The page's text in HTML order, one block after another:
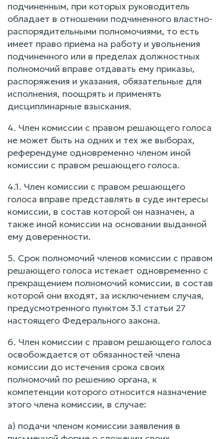
подчиненным, при которых руководитель
обладает в отношении подчиненного властно-
распорядительными полномочиями, то есть
имеет право приема на работу и увольнения
подчиненного или в пределах должностных
полномочий вправе отдавать ему приказы,
распоряжения и указания, обязательные для
исполнения, поощрять и применять
дисциплинарные взыскания.
4. Член комиссии с правом решающего голоса
не может быть на одних и тех же выборах,
референдуме одновременно членом иной
комиссии с правом решающего голоса.
4.1. Член комиссии с правом решающего
голоса вправе представлять в суде интересы
комиссии, в состав которой он назначен, а
также иной комиссии на основании выданной
ему доверенности.
5. Срок полномочий членов комиссии с правом
решающего голоса истекает одновременно с
прекращением полномочий комиссии, в состав
которой они входят, за исключением случая,
предусмотренного пунктом 3.1 статьи 27
настоящего Федерального закона.
6. Член комиссии с правом решающего голоса
освобождается от обязанностей члена
комиссии до истечения срока своих
полномочий по решению органа, к
компетенции которого относится назначение
этого члена комиссии, в случае:
а) подачи членом комиссии заявления в